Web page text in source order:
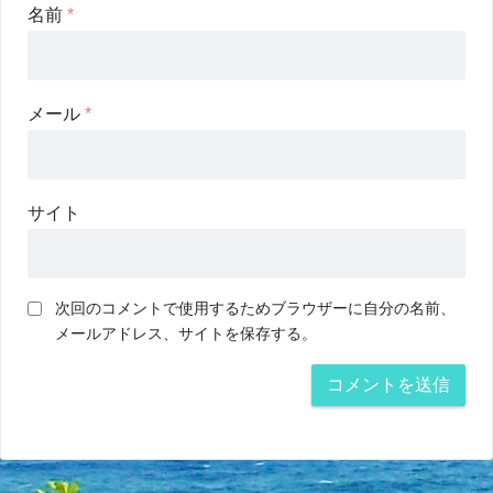
名前 *
メール *
サイト
次回のコメントで使用するためブラウザーに自分の名前、
メールアドレス、サイトを保存する。